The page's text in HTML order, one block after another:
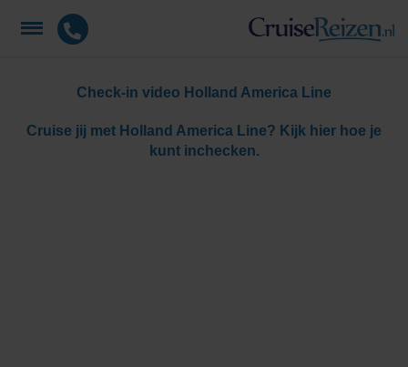
Check-in video Holland America Line
Cruise jij met Holland America Line? Kijk hier hoe je
kunt inchecken.